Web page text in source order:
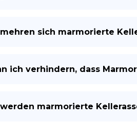
sich marmorierte
ich verhindern, dass
marmorierte